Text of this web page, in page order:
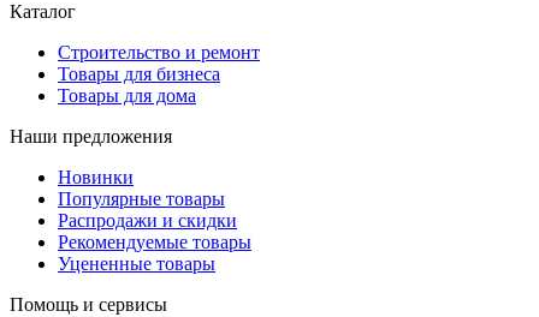
Каталог
Строительство и ремонт
Товары для бизнеса
Товары для дома
Наши предложения
Новинки
Популярные товары
Распродажи и скидки
Рекомендуемые товары
Уцененные товары
Помощь и сервисы